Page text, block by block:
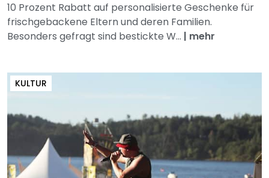
10 Prozent Rabatt auf personalisierte Geschenke für
frischgebackene Eltern und deren Familien.
Besonders gefragt sind bestickte W... | mehr
KULTUR